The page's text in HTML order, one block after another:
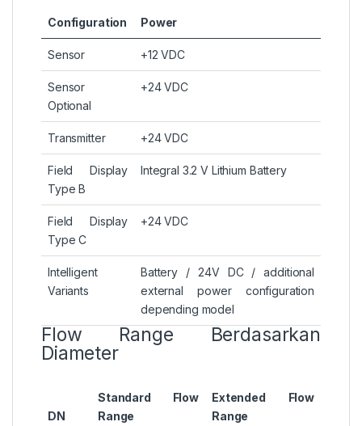
Configuration Power
Sensor +12 VDC
Sensor
Optional
+24 VDC
Transmitter +24 VDC
Field Display
Type B
Integral 3.2 V Lithium Battery
Field Display
Type C
+24 VDC
Intelligent
Variants
Battery / 24V DC / additional
external power configuration
depending model
Flow Range Berdasarkan
Diameter
DN
Standard Flow
Range
Extended Flow
Range